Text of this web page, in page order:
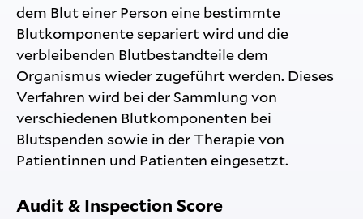
dem Blut einer Person eine bestimmte
Blutkomponente separiert wird und die
verbleibenden Blutbestandteile dem
Organismus wieder zugeführt werden. Dieses
Verfahren wird bei der Sammlung von
verschiedenen Blutkomponenten bei
Blutspenden sowie in der Therapie von
Patientinnen und Patienten eingesetzt.
Audit & Inspection Score